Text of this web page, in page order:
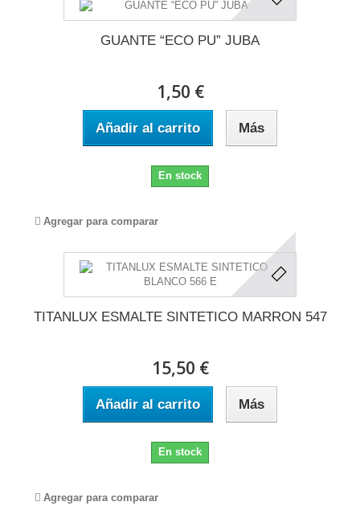
GUANTE “ECO PU” JUBA
1,50 €
Añadir al carrito Más
En stock
Agregar para comparar
TITANLUX ESMALTE SINTETICO MARRON 547
15,50 €
Añadir al carrito Más
En stock
Agregar para comparar